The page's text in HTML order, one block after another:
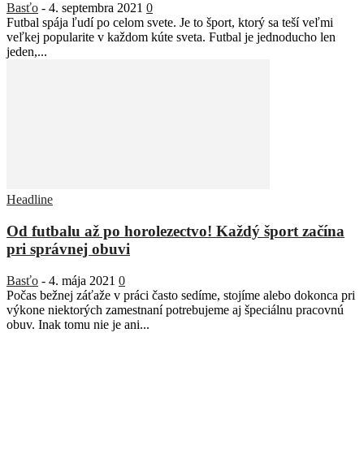
Basťo - 4. septembra 2021 0
Futbal spája ľudí po celom svete. Je to šport, ktorý sa teší veľmi
veľkej popularite v každom kúte sveta. Futbal je jednoducho len
jeden,...
Headline
Od futbalu až po horolezectvo! Každý šport začína
pri správnej obuvi
Basťo - 4. mája 2021 0
Počas bežnej záťaže v práci často sedíme, stojíme alebo dokonca pri
výkone niektorých zamestnaní potrebujeme aj špeciálnu pracovnú
obuv. Inak tomu nie je ani...